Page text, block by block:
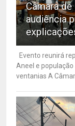
Câmara
audiência
Evento reunirá
Aneel e
ventanias A